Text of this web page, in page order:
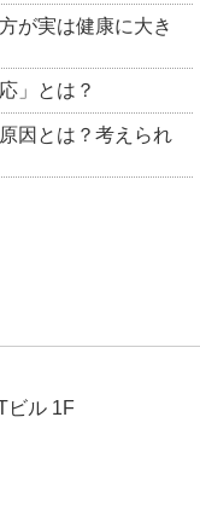
が実は健康に大き
」とは？
因とは？考えられ
ビル 1F